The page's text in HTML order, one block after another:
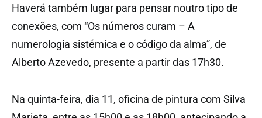
Haverá também lugar para pensar noutro tipo de
conexões, com “Os números curam – A
numerologia sistémica e o código da alma”, de
Alberto Azevedo, presente a partir das 17h30.
Na quinta-feira, dia 11, oficina de pintura com Silva